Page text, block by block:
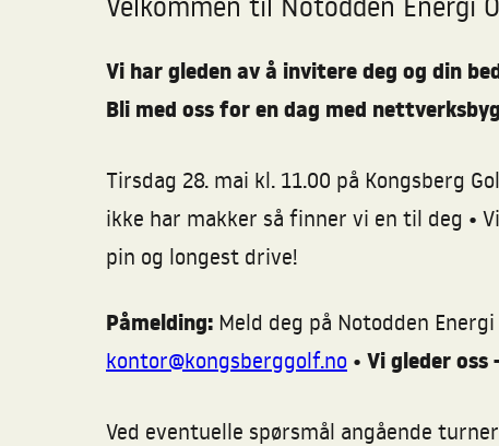
Vi har gleden av å invitere deg og din
Bli med oss for en dag med
Tirsdag 28. mai kl. 11.00 på Kongsberg
ikke har makker så finner vi en til deg •
pin og longest drive!
Påmelding: Meld deg på Notodden
kontor@kongsberggolf.no •Vi gleder
Ved eventuelle spørsmål angående